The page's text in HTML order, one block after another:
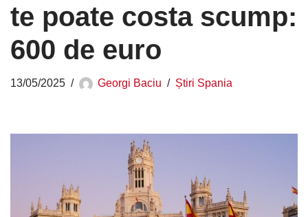
te poate costa scump:
600 de euro
13/05/2025 Georgi Baciu Știri Spania